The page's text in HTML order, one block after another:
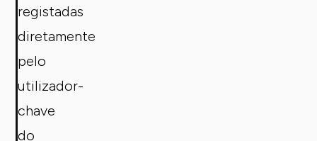
registadas
diretamente
pelo
utilizador-
chave
do